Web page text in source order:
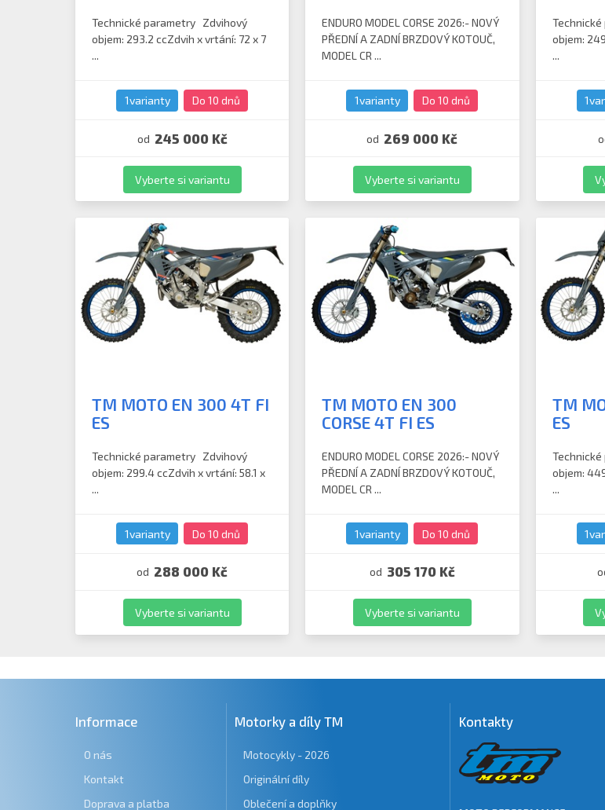
Technické parametry Zdvihový
objem: 293.2 ccZdvih x vrtání: 72 x 7
...
1varianty Do 10 dnů
od 245 000 Kč
Vyberte si variantu
ENDURO MODEL CORSE 2026:- NOVÝ
PŘEDNÍ A ZADNÍ BRZDOVÝ KOTOUČ,
MODEL CR ...
1varianty Do 10 dnů
od 269 000 Kč
Vyberte si variantu
objem:
...
TM MOTO EN 300 4T FI
ES
Technické parametry Zdvihový
objem: 299.4 ccZdvih x vrtání: 58.1 x
...
1varianty Do 10 dnů
od 288 000 Kč
Vyberte si variantu
TM MOTO EN 300
CORSE 4T FI ES
ENDURO MODEL CORSE 2026:- NOVÝ
PŘEDNÍ A ZADNÍ BRZDOVÝ KOTOUČ,
MODEL CR ...
1varianty Do 10 dnů
od 305 170 Kč
Vyberte si variantu
TM
ES
objem:
...
Informace
O nás
Kontakt
Doprava a platba
Motorky a díly TM
Motocykly - 2026
Originální díly
Oblečení a doplňky
Kontakty